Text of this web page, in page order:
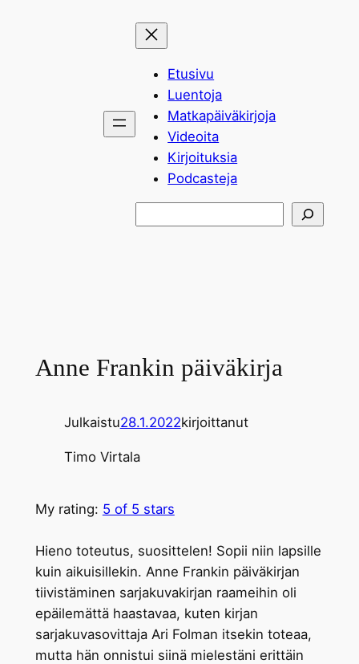
Etusivu
Luentoja
Matkapäiväkirjoja
Videoita
Kirjoituksia
Podcasteja
Anne Frankin päiväkirja
Julkaistu28.1.2022kirjoittanut
Timo Virtala
My rating: 5 of 5 stars
Hieno toteutus, suosittelen! Sopii niin lapsille
kuin aikuisillekin. Anne Frankin päiväkirjan
tiivistäminen sarjakuvakirjan raameihin oli
epäilemättä haastavaa, kuten kirjan
sarjakuvasovittaja Ari Folman itsekin toteaa,
mutta hän onnistui siinä mielestäni erittäin